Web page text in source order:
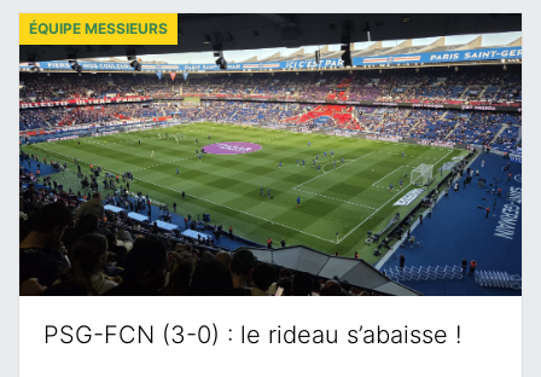
PSG-FCN (3-0) : le rideau s’abaisse !
ÉQUIPE MESSIEURS